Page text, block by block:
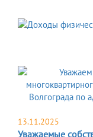
13.11.2025
Уважаемые